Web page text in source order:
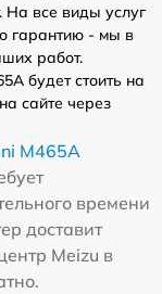
На все виды услуг
гарантию - мы в
работ.
будет стоить на
сайте через
M465A
времени
доставит
Meizu в